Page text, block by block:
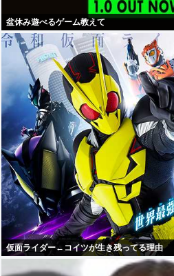
盆休み遊べるゲーム教えて
仮面ライダー←コイツが生き残ってる理由